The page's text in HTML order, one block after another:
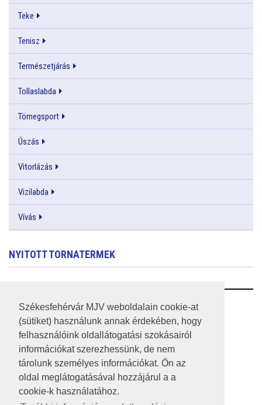
Székesfehérvár MJV weboldalain cookie-at
(sütiket) használunk annak érdekében, hogy
felhasználóink oldallátogatási szokásairól
információkat szerezhessünk, de nem
tárolunk személyes információkat. Ön az
oldal meglátogatásával hozzájárul a a
cookie-k használatához.
Teke
Tenisz
Természetjárás
Tollaslabda
Tömegsport
Úszás
Vitorlázás
Vizilabda
Vívás
NYITOTT TORNATERMEK
RSS
A HONLAP 2017.03.31-I ÁLLAPOTA
JOGI NYILATKOZAT
IMPRESSZUM